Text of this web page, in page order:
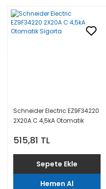
Schneider Electric EZ9F34220
2X20A C 4,5kA Otomatik
515,81 TL
Sepete Ekle
Hemen Al